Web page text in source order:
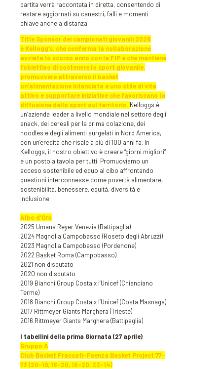
partita verrà raccontata in diretta, consentendo di
restare aggiornati su canestri, falli e momenti
chiave anche a distanza.
Title Sponsor dei campionati giovanili 2026
è Kellogg’s, che conferma la collaborazione
avviata lo scorso anno con la FIP e che mantiene
l’obiettivo di sostenere lo sport giovanile,
promuovere attraverso il basket
un’alimentazione bilanciata e uno stile di vita
attivo e supportare iniziative che favoriscano la
diffusione dello sport sul territorio. Kelloggs è
un’azienda leader a livello mondiale nel settore degli
snack, dei cereali per la prima colazione, dei
noodles e degli alimenti surgelati in Nord America,
con un’eredità che risale a più di 100 anni fa. In
Kelloggs, il nostro obiettivo è creare “giorni migliori”
e un posto a tavola per tutti. Promuoviamo un
acceso sostenibile ed equo al cibo affrontando
questioni interconnesse come povertà alimentare,
sostenibilità, benessere, equità, diversità e
inclusione
Albo d’Oro
2025 Umana Reyer Venezia (Battipaglia)
2024 Magnolia Campobasso (Roseto degli Abruzzi)
2023 Magnolia Campobasso (Pordenone)
2022 Basket Roma (Campobasso)
2021 non disputato
2020 non disputato
2019 Bianchi Group Costa x l’Unicef (Chianciano
Terme)
2018 Bianchi Group Costa x l’Unicef (Costa Masnaga)
2017 Rittmeyer Giants Marghera (Trieste)
2016 Rittmeyer Giants Marghera (Battipaglia)
I tabellini della prima Giornata (27 aprile)
Gruppo A
Club Basket Frascati-Faenza Basket Project 77-
73 (20-19, 18-20, 16-20, 23-14)